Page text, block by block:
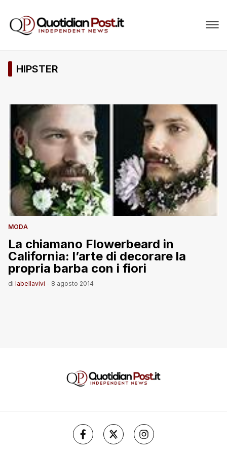
HIPSTER
MODA
La chiamano Flowerbeard in
California: l’arte di decorare la
propria barba con i fiori
di labellavivi - 8 agosto 2014